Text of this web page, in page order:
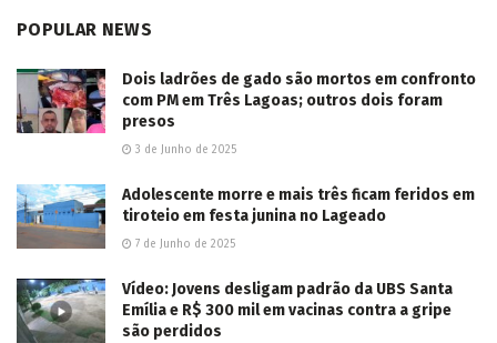
POPULAR NEWS
Dois ladrões de gado são mortos em confronto
com PM em Três Lagoas; outros dois foram
presos
3 de Junho de 2025
Adolescente morre e mais três ficam feridos em
tiroteio em festa junina no Lageado
7 de Junho de 2025
Vídeo: Jovens desligam padrão da UBS Santa
Emília e R$ 300 mil em vacinas contra a gripe
são perdidos